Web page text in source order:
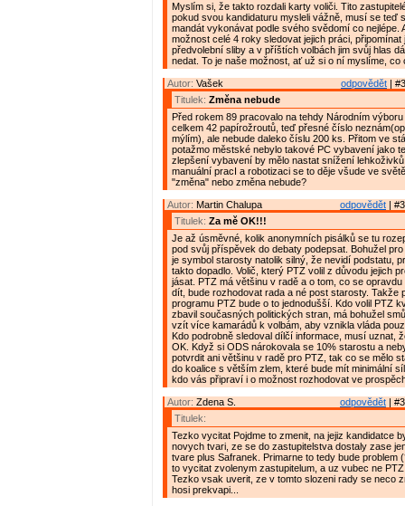
Myslím si, že takto rozdali karty voliči. Tito
pokud svou kandidaturu mysleli vážně, musí se teď
mandát vykonávat podle svého svědomí co nejlépe.
možnost celé 4 roky sledovat jejich práci, připomínat
předvolební sliby a v příštích volbách jim svůj hlas
nedat. To je naše možnost, ať už si o ní myslíme, co
odpovědět |
Autor: Vašek
Titulek: Změna nebude
Před rokem 89 pracovalo na tehdy Národním
celkem 42 papírožroutů, teď přesné číslo
mýlím), ale nebude daleko číslu 200 ks. Přitom ve
potažmo městské nebylo takové PC vybavení jako
zlepšení vybavení by mělo nastat snížení
manuální pracI a robotizaci se to děje všude ve
"změna" nebo změna nebude?
odpovědět |
Autor: Martin Chalupa
Titulek: Za mě OK!!!
Je až úsměvné, kolik anonymních pisálků se tu
pod svůj příspěvek do debaty podepsat. Bohužel
je symbol starosty natolik silný, že nevidí podstatu,
takto dopadlo. Volič, který PTZ volil z důvodu jejich
jásat. PTZ má většinu v radě a o tom, co se
dít, bude rozhodovat rada a né post starosty. Takže
programu PTZ bude o to jednodušší. Kdo volil PTZ
zbavil současných politických stran, má bohužel
vzít více kamarádů k volbám, aby vznikla vláda
Kdo podrobně sledoval dílčí informace, musí uznat,
OK. Když si ODS nárokovala se 10% starostu a
potvrdit ani většinu v radě pro PTZ, tak co se mělo
do koalice s větším zlem, které bude mít minimální
kdo vás připraví i o možnost rozhodovat ve
odpovědět |
Autor: Zdena S.
Titulek:
Tezko vycitat Pojdme to zmenit, na jejiz kandidatce
novych tvari, ze se do zastupitelstva dostaly zase
tvare plus Safranek. Primarne to tedy bude problem
to vycitat zvolenym zastupitelum, a uz vubec ne
Tezko vsak uverit, ze v tomto slozeni rady se neco
hosi prekvapi...